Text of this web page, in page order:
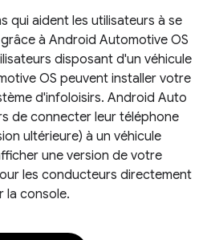
qui aident les utilisateurs à se
à Android Automotive OS
disposant d'un véhicule
OS peuvent installer votre
d'infoloisirs. Android Auto
de connecter leur téléphone
ultérieure) à un véhicule
une version de votre
les conducteurs directement
la console.